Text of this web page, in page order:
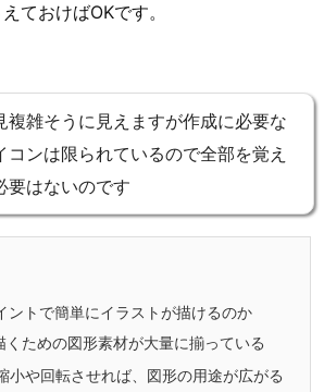
ておけばOKです。
複雑そうに見えますが作成に必要な
コンは限られているので全部を覚え
要はないのです
ントで簡単にイラストが描けるのか
くための図形素材が大量に揃っている
小や回転させれば、図形の用途が広がる